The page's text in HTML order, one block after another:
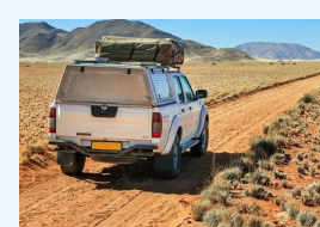
onvergetelijke ervaring die u